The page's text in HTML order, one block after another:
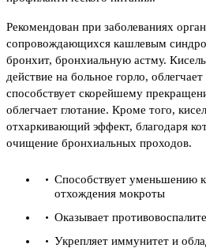
Рекомендован при заболеваниях
сопровождающихся кашлевым
бронхит, бронхиальную астму.
действие на больное горло,
способствует скорейшему
облегчает глотание. Кроме того,
отхаркивающий эффект, благодаря
очищение бронхиальных проходов.
Способствует уменьшению
отхождения мокроты
Оказывает
Укрепляет иммунитет и